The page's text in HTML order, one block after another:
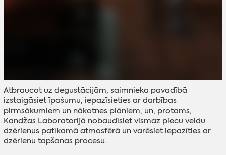
Atbraucot uz degustācijām, saimnieka pavadībā
izstaigāsiet īpašumu, iepazīsieties ar darbības
pirmsākumiem un nākotnes plāniem, un, protams,
Kandžas Laboratorijā nobaudīsiet vismaz piecu veidu
dzērienus patīkamā atmosfērā un varēsiet iepazīties ar
dzērienu tapšanas procesu.